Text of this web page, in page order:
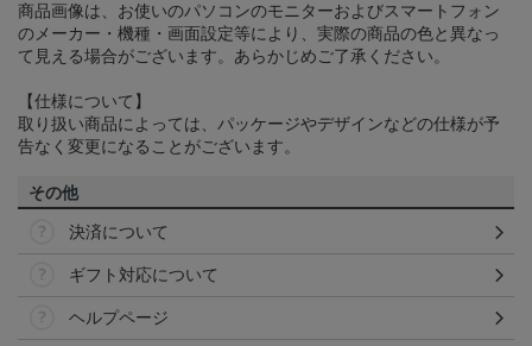
商品画像は、お使いのパソコンのモニターおよびスマートフォン
のメーカー・機種・画面設定等により、実際の商品の色と異なっ
て見える場合がございます。あらかじめご了承ください。
【仕様について】
取り扱い商品によっては、パッケージやデザインなどの仕様が予
告なく変更になることがございます。
その他
決済について
ギフト対応について
ヘルプページ